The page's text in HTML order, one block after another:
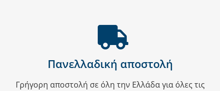
Πανελλαδική αποστολή
Γρήγορη αποστολή σε όλη την Ελλάδα για όλες τις